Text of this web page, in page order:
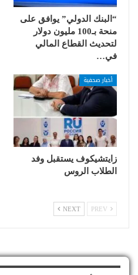
“البنك الدولي” يوافق على
منحة بـ100 مليون دولار
لتحديث القطاع المالي
في…
أخبار صحفية
زايتشيكوف يستقبل وفد
الطلاب الروس
NEXT